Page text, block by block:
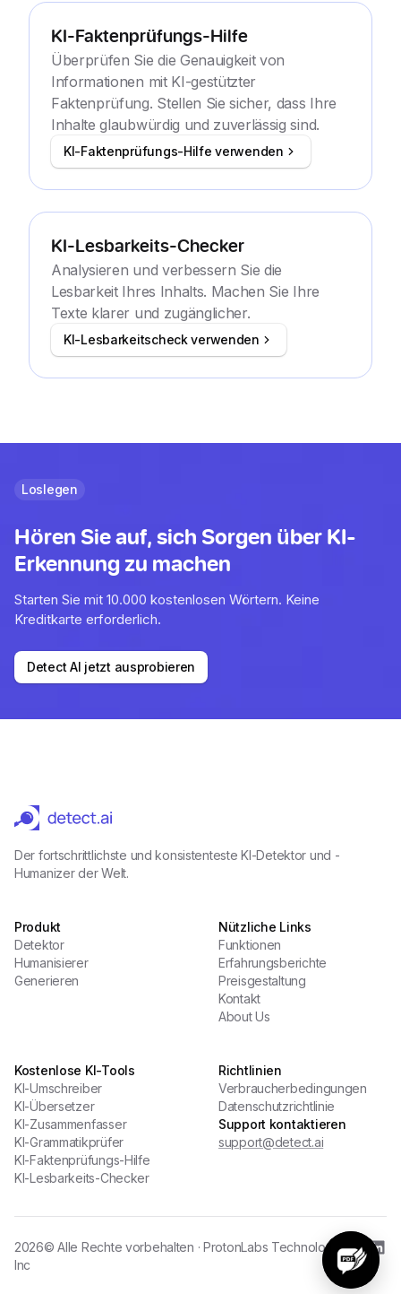
KI-Faktenprüfungs-Hilfe
Überprüfen Sie die Genauigkeit von
Informationen mit KI-gestützter
Faktenprüfung. Stellen Sie sicher, dass Ihre
Inhalte glaubwürdig und zuverlässig sind.
KI-Faktenprüfungs-Hilfe verwenden
KI-Lesbarkeits-Checker
Analysieren und verbessern Sie die
Lesbarkeit Ihres Inhalts. Machen Sie Ihre
Texte klarer und zugänglicher.
KI-Lesbarkeitscheck verwenden
Loslegen
Hören Sie auf, sich Sorgen über KI-
Erkennung zu machen
Starten Sie mit 10.000 kostenlosen Wörtern. Keine
Kreditkarte erforderlich.
Detect AI jetzt ausprobieren
Der fortschrittlichste und konsistenteste KI-Detektor und -
Humanizer der Welt.
Produkt
Detektor
Humanisierer
Generieren
Nützliche Links
Funktionen
Erfahrungsberichte
Preisgestaltung
Kontakt
About Us
Kostenlose KI-Tools
KI-Umschreiber
KI-Übersetzer
KI-Zusammenfasser
KI-Grammatikprüfer
KI-Faktenprüfungs-Hilfe
KI-Lesbarkeits-Checker
Richtlinien
Verbraucherbedingungen
Datenschutzrichtlinie
Support kontaktieren
support@detect.ai
2026© Alle Rechte vorbehalten · ProtonLabs Technology
Inc